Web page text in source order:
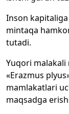
Inson
mintaqa
tutadi.
Yuqori malakali
«Erazmus
mamlakatlari
maqsadga